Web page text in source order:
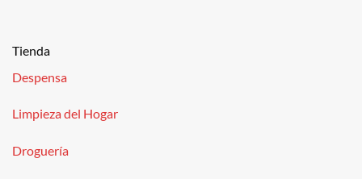
Tienda
Despensa
Limpieza del Hogar
Droguería